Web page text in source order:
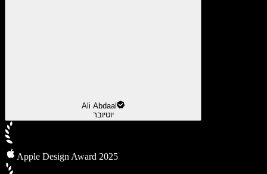
Ali Abdaal
יוטיובר
Apple Design Award 2025